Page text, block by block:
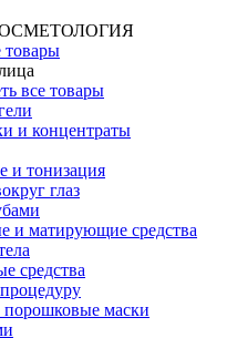
товары
все товары
и концентраты
и тонизация
глаз
и матирующие средства
средства
маски